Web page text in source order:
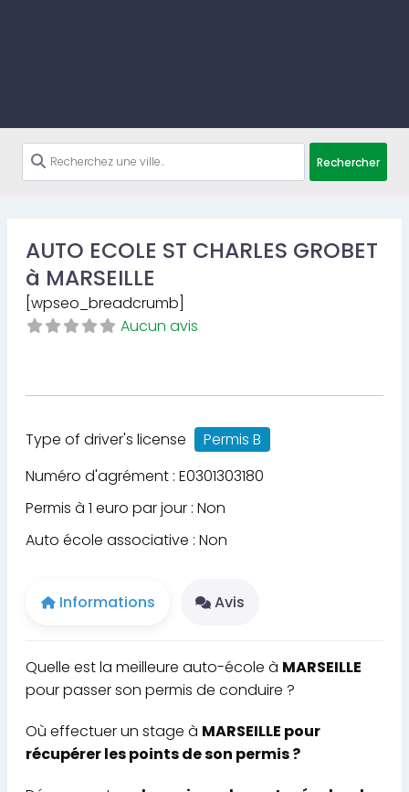
Rechercher
AUTO ECOLE ST CHARLES GROBET
à MARSEILLE
[wpseo_breadcrumb]
Aucun avis
Type of driver's license
Permis B
Numéro d'agrément : E0301303180
Permis à 1 euro par jour : Non
Auto école associative : Non
Informations Avis
Quelle est la meilleure auto-école à MARSEILLE
pour passer son permis de conduire ?
Où effectuer un stage à MARSEILLE pour
récupérer les points de son permis ?